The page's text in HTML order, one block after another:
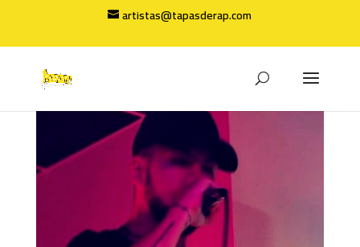
artistas@tapasderap.com